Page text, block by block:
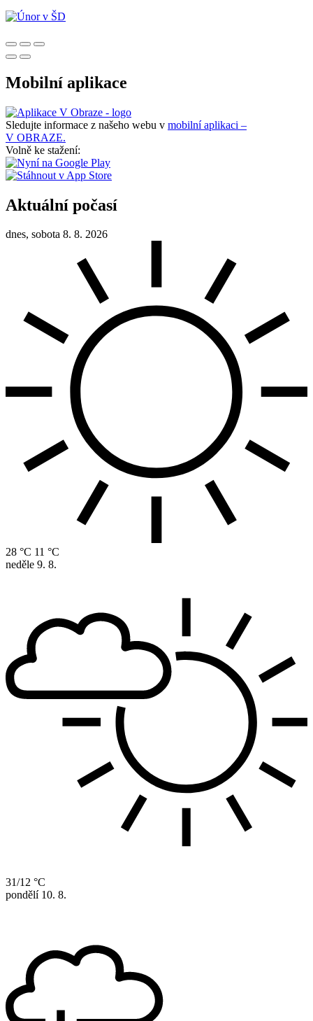
Mobilní aplikace
Sledujte informace z našeho webu v mobilní aplikaci –
V OBRAZE.
Volně ke stažení:
Aktuální počasí
dnes, sobota 8. 8. 2026
28 °C 11 °C
neděle 9. 8.
31/12 °C
pondělí 10. 8.